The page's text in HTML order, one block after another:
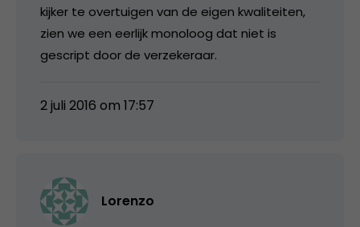
kijker te overtuigen van de eigen kwaliteiten,
zien we een eerlijk monoloog dat niet is
gescript door de verzekeraar.
2 juli 2016 om 17:57
Lorenzo